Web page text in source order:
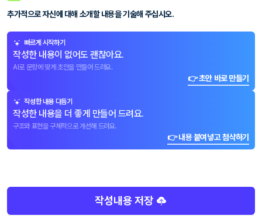
추가적으로 자신에 대해 소개할 내용을 기술해 주십시오.
빠르게 시작하기
작성한 내용이 없어도 괜찮아요.
AI로 문항에 맞게 초안을 만들어 드려요.
👉 초안 바로 만들기
작성한 내용 다듬기
작성한 내용을 더 좋게 만들어 드려요.
구조와 표현을 구체적으로 개선해 드려요.
👉 내용 붙여넣고 첨삭하기
작성내용 저장